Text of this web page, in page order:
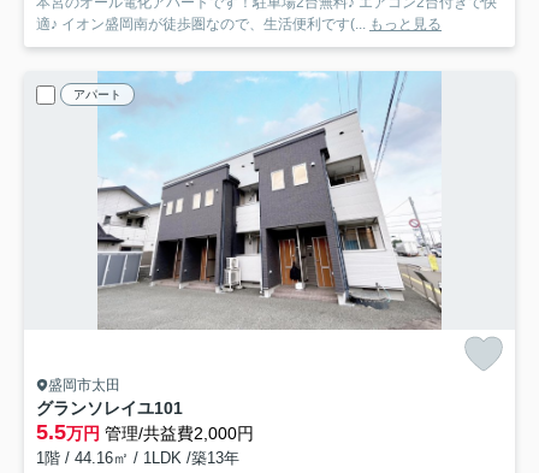
適♪ イオン盛岡南が徒歩圏なので、生活便利です(...
もっと見る
アパート
盛岡市太田
グランソレイユ101
5.5万円 管理/共益費2,000円
1階 / 44.16㎡ / 1LDK /築13年